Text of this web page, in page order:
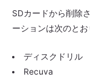
SDカードから削除
ーションは次のとお
ディスクドリル
Recuva